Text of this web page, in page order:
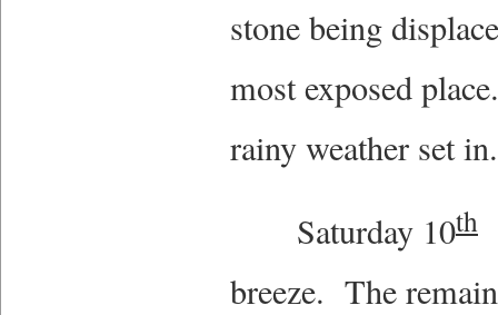
stone being
most exposed
rainy weather set
Saturday 10th
breeze. The